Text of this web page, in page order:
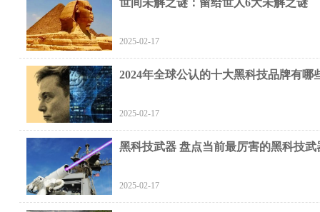
世间未解之谜：留给世人6大未解之谜
2025-02-17
2024年全球公认的十大黑科技品牌有哪
2025-02-17
黑科技武器 盘点当前最厉害的黑科技武
2025-02-17